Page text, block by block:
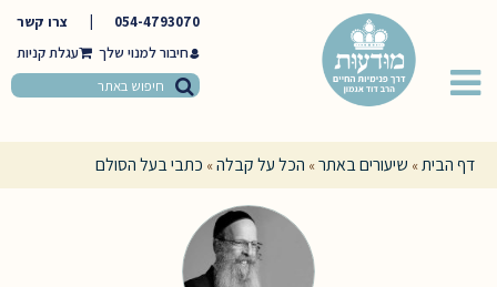
054-4793070
צרו קשר
חיבור למנוי שלך
דף הבית» שיעורים באתר» הכל על קבלה» כתבי בעל הסולם